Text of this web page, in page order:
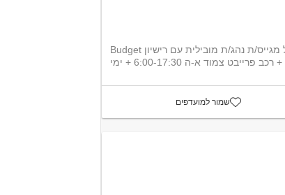
Budget ישראל מגייס/ת נהג/ת מובילית עם רישיון C ידני (מעל 15 טון) לתפקיד בלב העשייה של
שמור למועדפים